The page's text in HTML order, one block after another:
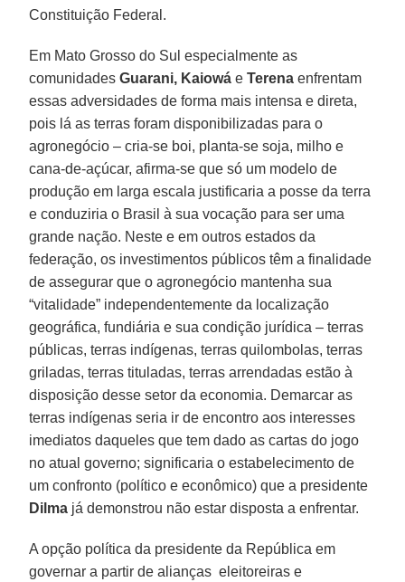
Constituição Federal.
Em Mato Grosso do Sul especialmente as
comunidadesGuarani, Kaiowá eTerena enfrentam
essas adversidades de forma mais intensa e direta,
pois lá as terras foram disponibilizadas para o
agronegócio – cria-se boi, planta-se soja, milho e
cana-de-açúcar, afirma-se que só um modelo de
produção em larga escala justificaria a posse da terra
e conduziria o Brasil à sua vocação para ser uma
grande nação. Neste e em outros estados da
federação, os investimentos públicos têm a finalidade
de assegurar que o agronegócio mantenha sua
“vitalidade” independentemente da localização
geográfica, fundiária e sua condição jurídica – terras
públicas, terras indígenas, terras quilombolas, terras
griladas, terras tituladas, terras arrendadas estão à
disposição desse setor da economia. Demarcar as
terras indígenas seria ir de encontro aos interesses
imediatos daqueles que tem dado as cartas do jogo
no atual governo; significaria o estabelecimento de
um confronto (político e econômico) que a presidente
Dilma já demonstrou não estar disposta a enfrentar.
A opção política da presidente da República em
governar a partir de alianças eleitoreiras e